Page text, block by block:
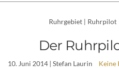
Ruhrgebiet | Ruhrpilot
Der
10. Juni 2014 | Stefan Laurin Keine